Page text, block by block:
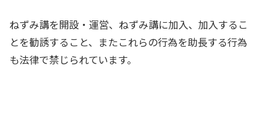
ねずみ講を開設・運営、ねずみ講に加入、加入するこ
とを勧誘すること、またこれらの行為を助長する行為
も法律で禁じられています。